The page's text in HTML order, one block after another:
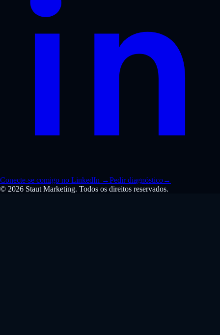
Conecte-se comigo no LinkedIn →Pedir diagnóstico→
© 2026 Staut Marketing. Todos os direitos reservados.